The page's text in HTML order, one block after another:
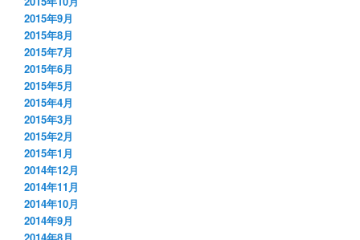
2015年9月
2015年8月
2015年7月
2015年6月
2015年5月
2015年4月
2015年3月
2015年2月
2015年1月
2014年12月
2014年11月
2014年10月
2014年9月